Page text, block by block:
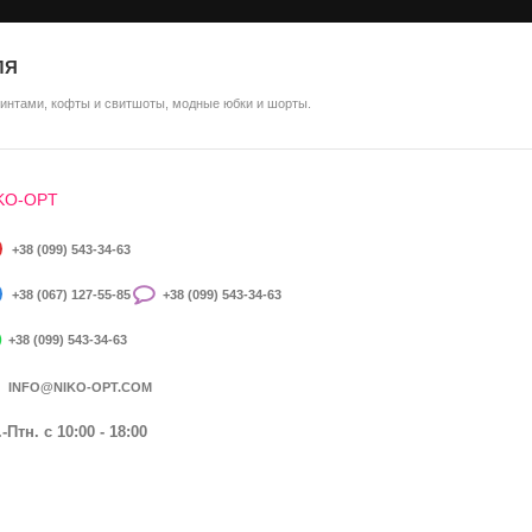
кофты и свитшоты, модные юбки и шорты.
OPT
+38 (099) 543-34-63
+38 (067) 127-55-85 +38 (099) 543-34-63
+38 (099) 543-34-63
INFO@NIKO-OPT.COM
Птн. c 10:00 - 18:00